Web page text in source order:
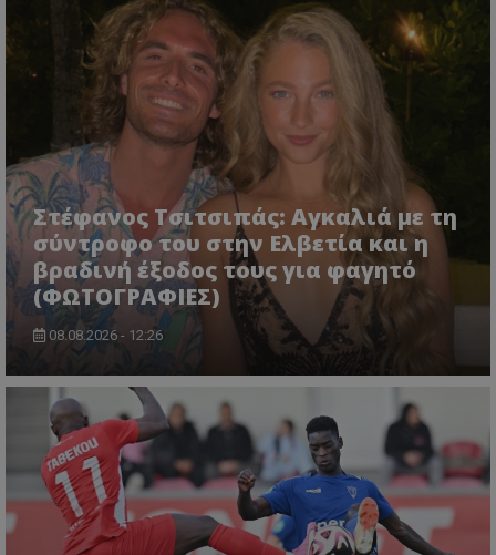
Στέφανος Τσιτσιπάς: Αγκαλιά με τη
σύντροφο του στην Ελβετία και η
βραδινή έξοδος τους για φαγητό
(ΦΩΤΟΓΡΑΦΙΕΣ)
08.08.2026 - 12:26